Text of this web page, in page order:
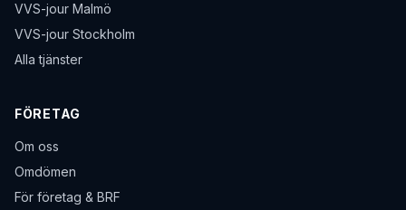
VVS-jour Malmö
VVS-jour Stockholm
Alla tjänster
FÖRETAG
Om oss
Omdömen
För företag & BRF